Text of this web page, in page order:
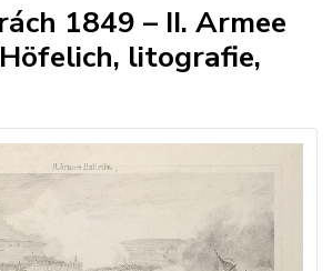
1849 – II. Armee
litografie,